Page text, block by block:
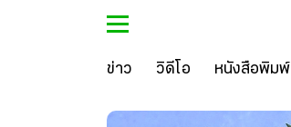
ข่าว วิดีโอ หนังสือพิมพ์